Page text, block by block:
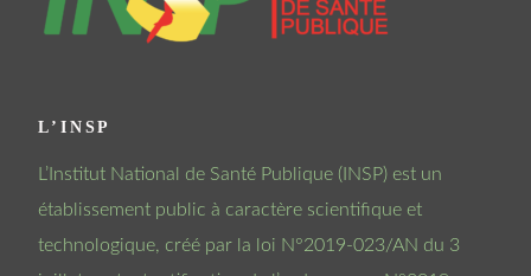
L’INSP
L’Institut National de Santé Publique (INSP) est un
établissement public à caractère scientifique et
technologique, créé par la loi N°2019-023/AN du 3